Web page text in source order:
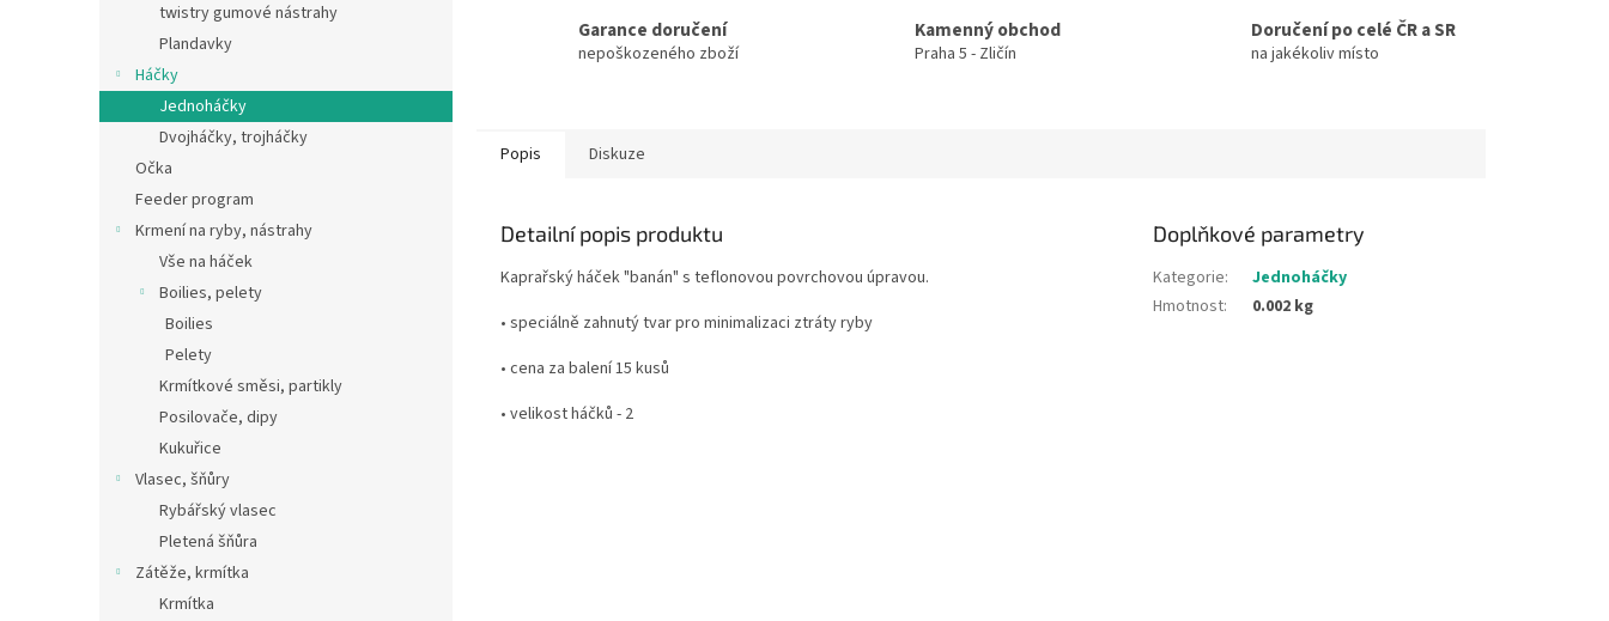
twistry gumové nástrahy
Plandavky
Háčky
Jednoháčky
Dvojháčky, trojháčky
Očka
Feeder program
Krmení na ryby, nástrahy
Vše na háček
Boilies, pelety
Boilies
Pelety
Krmítkové směsi, partikly
Posilovače, dipy
Kukuřice
Vlasec, šňůry
Rybářský vlasec
Pletená šňůra
Zátěže, krmítka
Krmítka
Garance doručení
nepoškozeného zboží
Kamenný obchod
Praha 5 - Zličín
Doručení po celé ČR a SR
na jakékoliv místo
Popis Diskuze
Detailní popis produktu
Kaprařský háček "banán" s teflonovou povrchovou úpravou.
• speciálně zahnutý tvar pro minimalizaci ztráty ryby
• cena za balení 15 kusů
• velikost háčků - 2
Doplňkové parametry
Kategorie:
Jednoháčky
Hmotnost: 0.002 kg